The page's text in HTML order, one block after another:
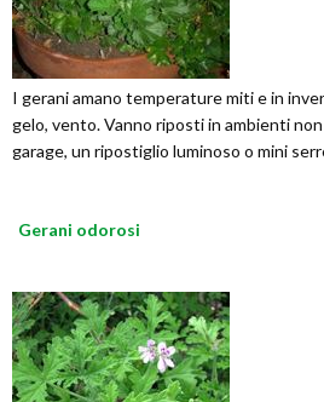
I gerani amano temperature miti e in
gelo, vento. Vanno riposti in ambienti
garage, un ripostiglio luminoso o mini
Gerani odorosi